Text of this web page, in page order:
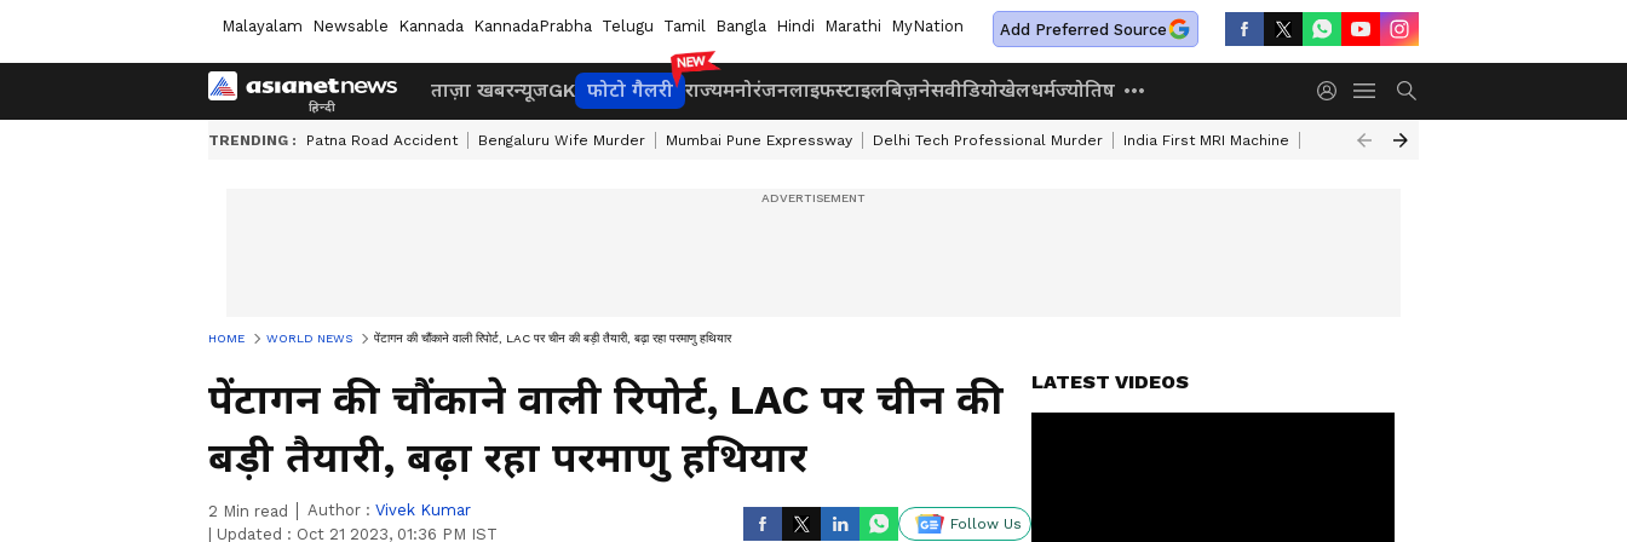
Malayalam Newsable Kannada KannadaPrabha Telugu Tamil Bangla Hindi Marathi MyNation Add Preferred Source
ताज़ा खबरन्यूजGK फोटो गैलरी राज्यमनोरंजनलाइफस्टाइलबिज़नेसवीडियोखेलधर्मज्योतिष
TRENDING : Patna Road Accident Bengaluru Wife Murder Mumbai Pune Expressway Delhi Tech Professional Murder India First MRI Machine Independence Day Speech In Hindi
HOME WORLD NEWS पेंटागन की चौंकाने वाली रिपोर्ट, LAC पर चीन की बड़ी तैयारी, बढ़ा रहा परमाणु हथियार
पेंटागन की चौंकाने वाली रिपोर्ट, LAC पर चीन की
बड़ी तैयारी, बढ़ा रहा परमाणु हथियार
2 Min read Author : Vivek Kumar
Updated : Oct 21 2023, 01:36 PM IST
Follow Us
LATEST VIDEOS